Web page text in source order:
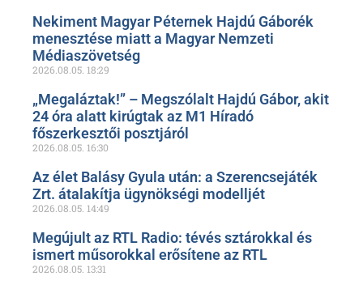
Nekiment Magyar Péternek Hajdú Gáborék
menesztése miatt a Magyar Nemzeti
Médiaszövetség
2026.08.05. 18:29
„Megaláztak!” – Megszólalt Hajdú Gábor, akit
24 óra alatt kirúgtak az M1 Híradó
főszerkesztői posztjáról
2026.08.05. 16:30
Az élet Balásy Gyula után: a Szerencsejáték
Zrt. átalakítja ügynökségi modelljét
2026.08.05. 14:49
Megújult az RTL Radio: tévés sztárokkal és
ismert műsorokkal erősítene az RTL
2026.08.05. 13:31